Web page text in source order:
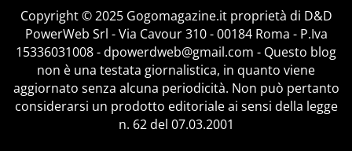
Copyright © 2025 Gogomagazine.it proprietà di D&D
PowerWeb Srl - Via Cavour 310 - 00184 Roma - P.Iva
15336031008 - dpowerdweb@gmail.com - Questo blog
non è una testata giornalistica, in quanto viene
aggiornato senza alcuna periodicità. Non può pertanto
considerarsi un prodotto editoriale ai sensi della legge
n. 62 del 07.03.2001